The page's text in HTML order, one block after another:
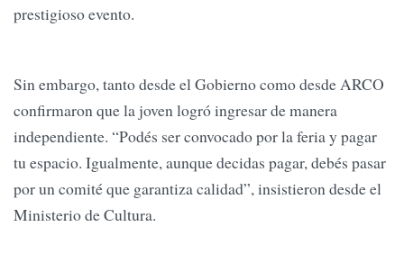
prestigioso evento.
Sin embargo, tanto desde el Gobierno como desde ARCO
confirmaron que la joven logró ingresar de manera
independiente. “Podés ser convocado por la feria y pagar
tu espacio. Igualmente, aunque decidas pagar, debés pasar
por un comité que garantiza calidad”, insistieron desde el
Ministerio de Cultura.